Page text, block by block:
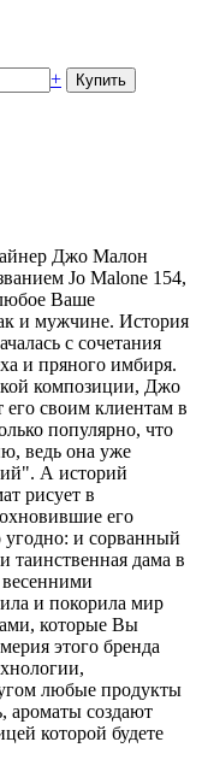
+
Джо Малон
Jo Malone 154,
Ваше
и мужчине. История
с сочетания
и пряного имбиря.
композиции, Джо
его своим клиентам в
популярно, что
ведь она уже
А историй
рисует в
его
угодно: и сорванный
таинственная дама в
и покорила мир
которые Вы
этого бренда
любые продукты
создают
которой будете